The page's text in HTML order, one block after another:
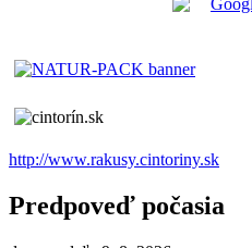
http://www.rakusy.cintoriny.sk
Predpoveď počasia